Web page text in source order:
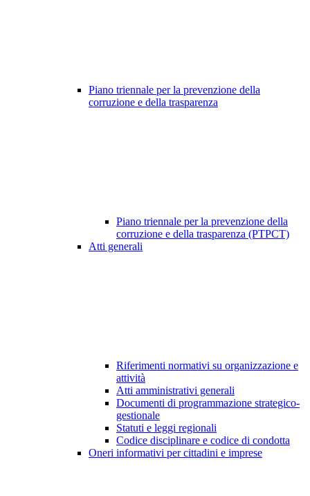
Piano triennale per la prevenzione della
corruzione e della trasparenza
Piano triennale per la prevenzione della
corruzione e della trasparenza (PTPCT)
Atti generali
Riferimenti normativi su organizzazione e
attività
Atti amministrativi generali
Documenti di programmazione strategico-
gestionale
Statuti e leggi regionali
Codice disciplinare e codice di condotta
Oneri informativi per cittadini e imprese